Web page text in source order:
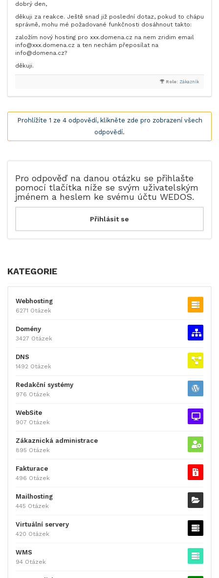
dobrý den,
děkuji za reakce. Ještě snad již poslední dotaz, pokud to chápu
správně, mohu mé požadované funkčnosti dosáhnout takto:
založím nový hosting pro xxx.domena.cz na nem zridim email
info@xxx.domena.cz a ten nechám přeposílat na
info@domena.cz?
děkuji.
Role: Zákazník
Prohlížíte 1 ze 4 odpovědí, klikněte zde pro zobrazení všech
odpovědí.
Pro odpověď na danou otázku se přihlašte
pomocí tlačítka níže se svým uživatelským
jménem a heslem ke svému účtu WEDOS.
KATEGORIE
Webhosting
6271 Otázek
Domény
3427 Otázek
DNS
1492 Otázek
Redakční systémy
976 Otázek
WebSite
907 Otázek
Zákaznická administrace
895 Otázek
Fakturace
496 Otázek
Mailhosting
445 Otázek
Virtuální servery
420 Otázek
WMS
94 Otázek